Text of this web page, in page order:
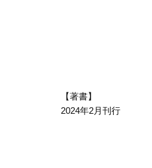
【著書】
2024年2月刊行